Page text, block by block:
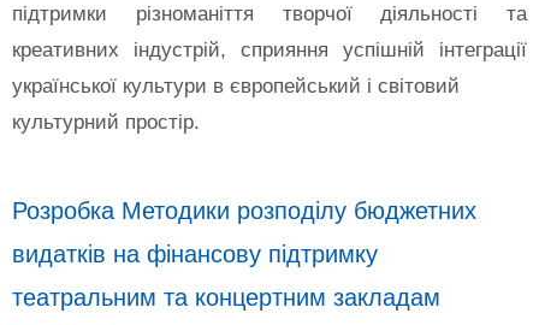
підтримки різноманіття творчої діяльності та
креативних індустрій, сприяння успішній інтеграції
української культури в європейський і світовий
культурний простір.
Розробка Методики розподілу бюджетних
видатків на фінансову підтримку
театральним та концертним закладам